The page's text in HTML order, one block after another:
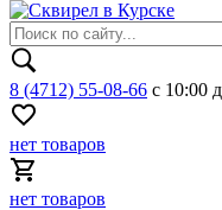
8 (4712) 55-08-66 с 10:00
нет товаров
нет товаров